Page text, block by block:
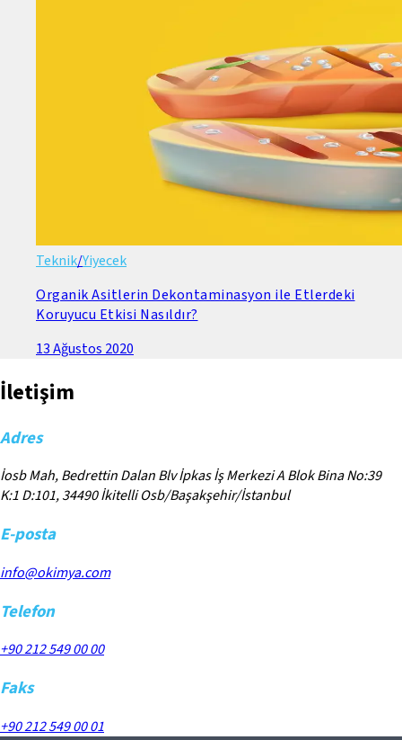
Teknik/Yiyecek
Organik Asitlerin Dekontaminasyon ile Etlerdeki
Koruyucu Etkisi Nasıldır?
13 Ağustos 2020
İletişim
Adres
İosb Mah, Bedrettin Dalan Blv İpkas İş Merkezi A Blok Bina No:39
K:1 D:101, 34490 İkitelli Osb/Başakşehir/İstanbul
E-posta
info@okimya.com
Telefon
+90 212 549 00 00
Faks
+90 212 549 00 01